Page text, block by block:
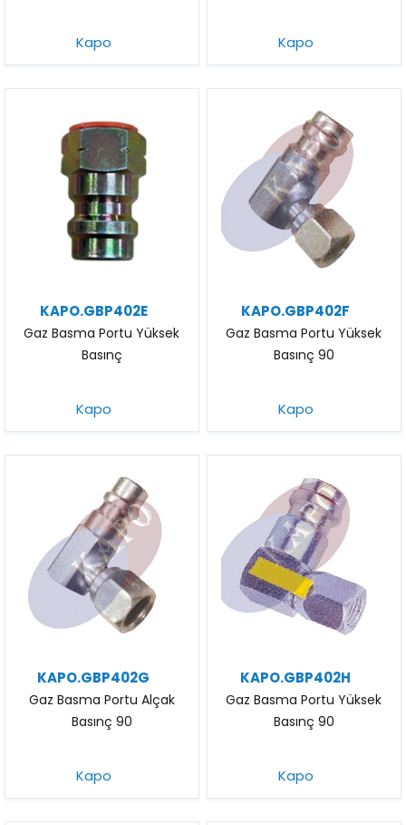
Kapo Kapo
KAPO.GBP402E
Gaz Basma Portu Yüksek
Basınç
Kapo
KAPO.GBP402F
Gaz Basma Portu Yüksek
Basınç 90
Kapo
KAPO.GBP402G
Gaz Basma Portu Alçak
Basınç 90
Kapo
KAPO.GBP402H
Gaz Basma Portu Yüksek
Basınç 90
Kapo